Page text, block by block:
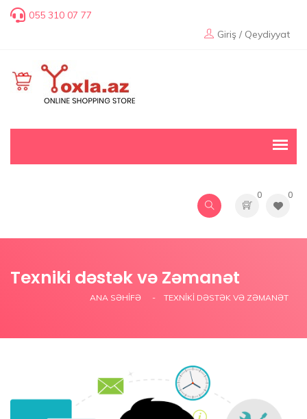
055 310 07 77
Giriş / Qeydiyyat
0 0
Texniki dəstək və Zəmanət
ANA SƏHIFƏ TEXNIKI DƏSTƏK VƏ ZƏMANƏT